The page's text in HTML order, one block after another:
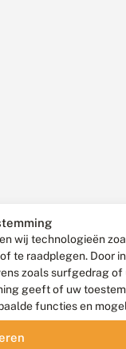
wij technologieën
te raadplegen. Door
zoals surfgedrag of
geeft of uw
functies en